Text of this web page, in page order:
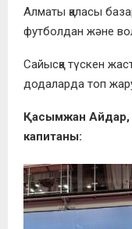
Алматы қаласы
футболдан және
Сайысқа түскен
додаларда топ
Қасымжан Айдар,
капитаны: